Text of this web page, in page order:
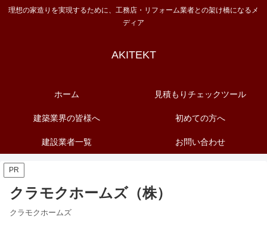
理想の家造りを実現するために、工務店・リフォーム業者との架け橋になるメ
ディア
AKITEKT
ホーム 見積もりチェックツール
建築業界の皆様へ 初めての方へ
建設業者一覧 お問い合わせ
PR
クラモクホームズ（株）
クラモクホームズ